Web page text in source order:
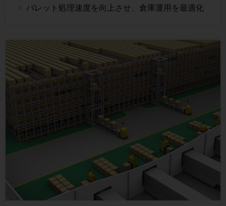
パレット処理速度を向上させ、倉庫運用を最適化